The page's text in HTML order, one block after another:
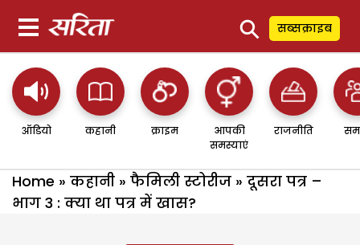
⚲ सब्सक्राइब
ऑडियो कहानी क्राइम
आपकी
समस्याएं
राजनीति
Home » कहानी » फैमिली स्टोरीज » दूसरा पत्र –
भाग 3 : क्या था पत्र में खास?